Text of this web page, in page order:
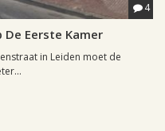
4
Eerste Kamer
in Leiden moet de